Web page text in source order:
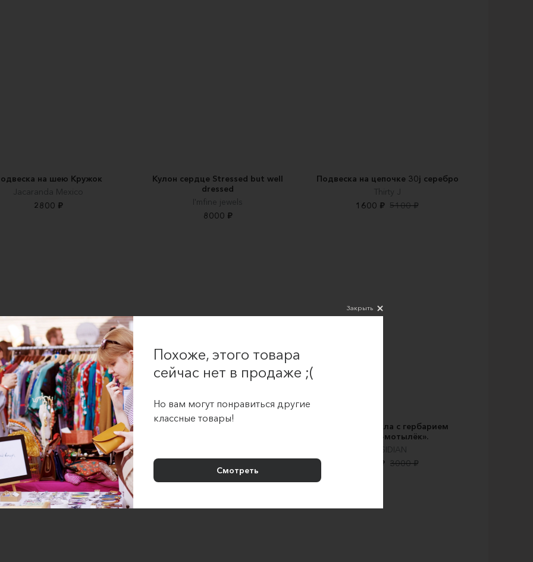
на шею Кружок
Jacaranda Mexico
2800 ₽
Кулон сердце Stressed but well
dressed
I'mfine jewels
8000 ₽
Подвеска на цепочке 30j серебро
Thirty J
1600 ₽ 5100 ₽
Кулон Игуана Серебро
sniffferson
3500 ₽
Кулон-ракушка на цепочке/шнурке
Кулон из стекла с гербарием
«Цветок-мотылёк».
OBSIDIAN
2500 ₽ 3000 ₽
Закрыть
Похоже, этого товара
сейчас нет в продаже ;(
Но вам могут понравиться другие
классные товары!
Смотреть